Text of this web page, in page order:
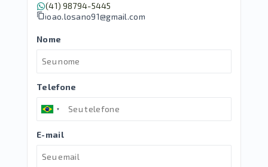
(41) 98794-5445
joao.losano91@gmail.com
Nome
Telefone
E-mail